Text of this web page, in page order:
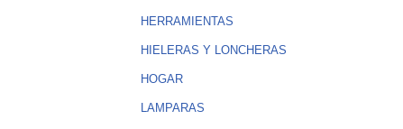
HERRAMIENTAS
HIELERAS Y LONCHERAS
HOGAR
LAMPARAS